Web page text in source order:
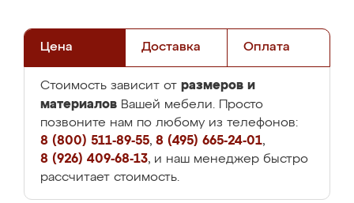
Цена Доставка Оплата
Стоимость зависит от размеров и
материалов Вашей мебели. Просто
позвоните нам по любому из телефонов:
8 (800) 511-89-55, 8 (495) 665-24-01,
8 (926) 409-68-13, и наш менеджер быстро
рассчитает стоимость.